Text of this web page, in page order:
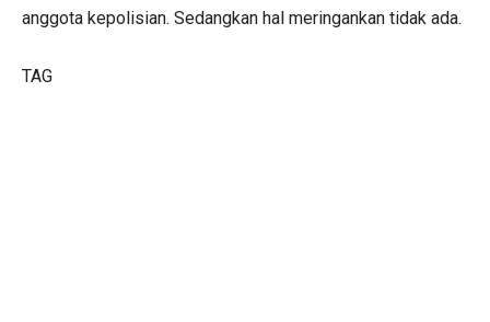
anggota kepolisian. Sedangkan hal meringankan tidak ada.
TAG